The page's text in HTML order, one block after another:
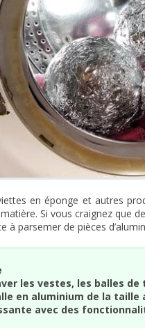
en éponge et autres
Si vous craignez que
à parsemer de pièces
les vestes, les balles
en aluminium de la
avec des